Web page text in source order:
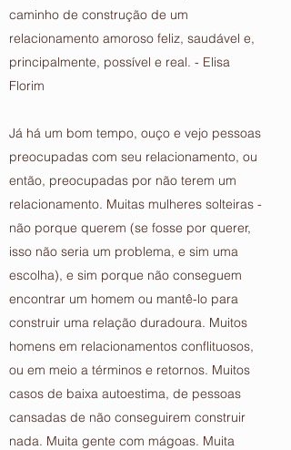
caminho de construção de um
relacionamento amoroso feliz, saudável e,
principalmente, possível e real. - Elisa
Florim
Já há um bom tempo, ouço e vejo pessoas
preocupadas com seu relacionamento, ou
então, preocupadas por não terem um
relacionamento. Muitas mulheres solteiras -
não porque querem (se fosse por querer,
isso não seria um problema, e sim uma
escolha), e sim porque não conseguem
encontrar um homem ou mantê-lo para
construir uma relação duradoura. Muitos
homens em relacionamentos conflituosos,
ou em meio a términos e retornos. Muitos
casos de baixa autoestima, de pessoas
cansadas de não conseguirem construir
nada. Muita gente com mágoas. Muita